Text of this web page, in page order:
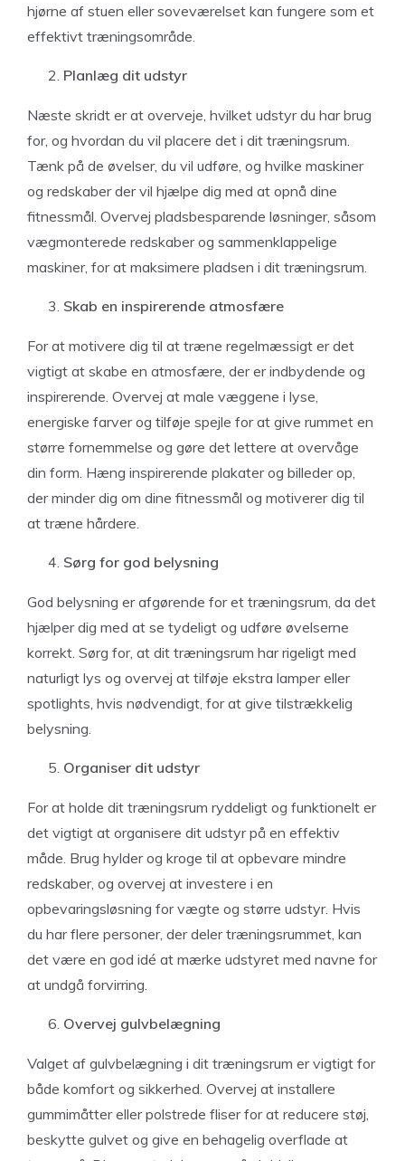
hjørne af stuen eller soveværelset kan fungere som et
effektivt træningsområde.
Planlæg dit udstyr
Næste skridt er at overveje, hvilket udstyr du har brug
for, og hvordan du vil placere det i dit træningsrum.
Tænk på de øvelser, du vil udføre, og hvilke maskiner
og redskaber der vil hjælpe dig med at opnå dine
fitnessmål. Overvej pladsbesparende løsninger, såsom
vægmonterede redskaber og sammenklappelige
maskiner, for at maksimere pladsen i dit træningsrum.
Skab en inspirerende atmosfære
For at motivere dig til at træne regelmæssigt er det
vigtigt at skabe en atmosfære, der er indbydende og
inspirerende. Overvej at male væggene i lyse,
energiske farver og tilføje spejle for at give rummet en
større fornemmelse og gøre det lettere at overvåge
din form. Hæng inspirerende plakater og billeder op,
der minder dig om dine fitnessmål og motiverer dig til
at træne hårdere.
Sørg for god belysning
God belysning er afgørende for et træningsrum, da det
hjælper dig med at se tydeligt og udføre øvelserne
korrekt. Sørg for, at dit træningsrum har rigeligt med
naturligt lys og overvej at tilføje ekstra lamper eller
spotlights, hvis nødvendigt, for at give tilstrækkelig
belysning.
Organiser dit udstyr
For at holde dit træningsrum ryddeligt og funktionelt er
det vigtigt at organisere dit udstyr på en effektiv
måde. Brug hylder og kroge til at opbevare mindre
redskaber, og overvej at investere i en
opbevaringsløsning for vægte og større udstyr. Hvis
du har flere personer, der deler træningsrummet, kan
det være en god idé at mærke udstyret med navne for
at undgå forvirring.
Overvej gulvbelægning
Valget af gulvbelægning i dit træningsrum er vigtigt for
både komfort og sikkerhed. Overvej at installere
gummimåtter eller polstrede fliser for at reducere støj,
beskytte gulvet og give en behagelig overflade at